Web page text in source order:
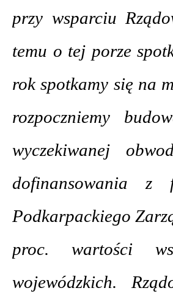
przy wsparciu
temu o tej porze
rok spotkamy się na
rozpoczniemy
wyczekiwanej
dofinansowania z
Podkarpackiego
proc. wartości
wojewódzkich.